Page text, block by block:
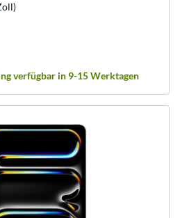
verfügbar in 9-15 Werktagen